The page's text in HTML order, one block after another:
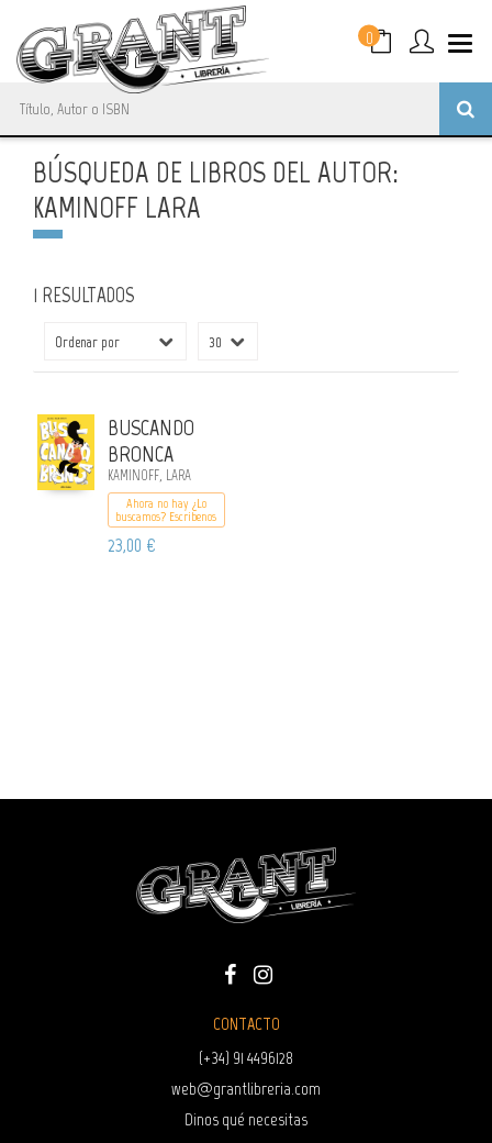
0
BÚSQUEDA DE LIBROS DEL AUTOR:
KAMINOFF LARA
1 RESULTADOS
BUSCANDO
BRONCA
KAMINOFF, LARA
Ahora no hay ¿Lo
buscamos? Escribenos
23,00 €
CONTACTO
(+34) 91 4496128
web@grantlibreria.com
Dinos qué necesitas